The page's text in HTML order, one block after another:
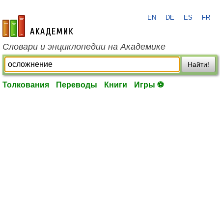
academic.ru
EN DE ES FR
Словари и энциклопедии на Академике
Найти!
Толкования Переводы Книги Игры ⚽